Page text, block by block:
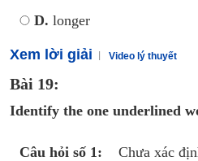
D. longer
Xem lời giải Video lý thuyết
Bài 19:
Identify the one underlined
Câu hỏi số 1:
Chưa xác